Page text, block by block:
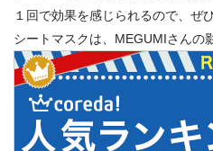
１回で効果を感じられるので、ぜ
シートマスクは、MEGUMIさんの